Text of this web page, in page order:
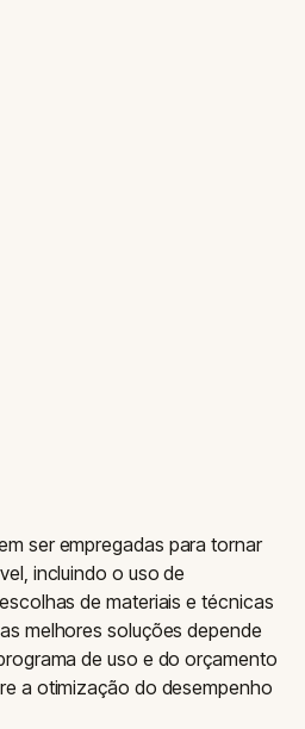
ser empregadas para tornar
incluindo o uso de
de materiais e técnicas
melhores soluções depende
de uso e do orçamento
a otimização do desempenho